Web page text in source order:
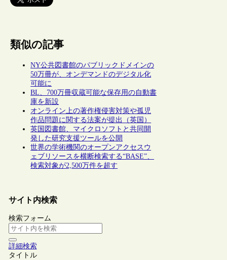
類似の記事
NY公共図書館のパブリックドメインの
50万冊が、オンデマンドのデジタル化
可能に
BL、700万冊収蔵可能な保存用の自動書
庫を新設
オンライン上の著作権侵害対策や孤児
作品問題に関する法案が提出（英国）
英国図書館、マイクロソフトと共同開
発した研究支援ツールを公開
世界の学術機関のオープンアクセスウ
ェブリソースを横断検索する“BASE”、
検索対象が2,500万件を超す
サイト内検索
検索フォーム
詳細検索
タイトル